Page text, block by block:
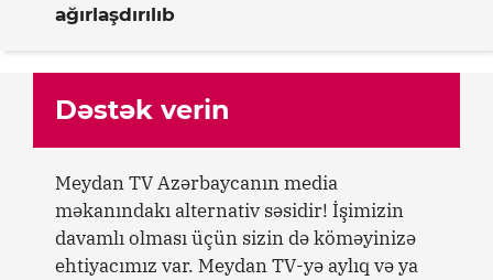
ağırlaşdırılıb
Dəstək verin
Meydan TV Azərbaycanın media
məkanındakı alternativ səsidir! İşimizin
davamlı olması üçün sizin də köməyinizə
ehtiyacımız var. Meydan TV-yə aylıq və ya